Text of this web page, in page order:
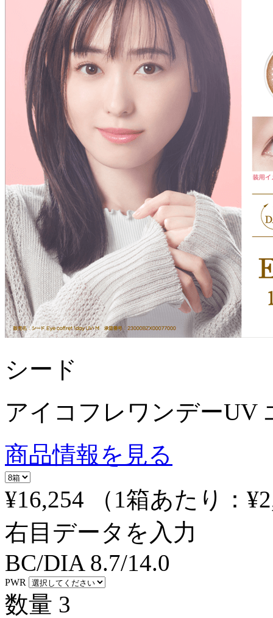
シード
アイコフレワンデーUV
商品情報を見る
¥16,254
（1箱あたり：
右目データを入力
BC/DIA 8.7/14.0
PWR
数量 3